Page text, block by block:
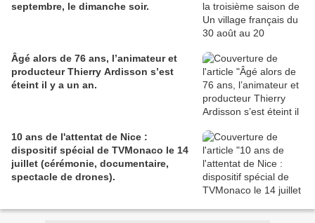
septembre, le dimanche soir.
Âgé alors de 76 ans, l’animateur et
producteur Thierry Ardisson s’est
éteint il y a un an.
10 ans de l'attentat de Nice :
dispositif spécial de TVMonaco le 14
juillet (cérémonie, documentaire,
spectacle de drones).